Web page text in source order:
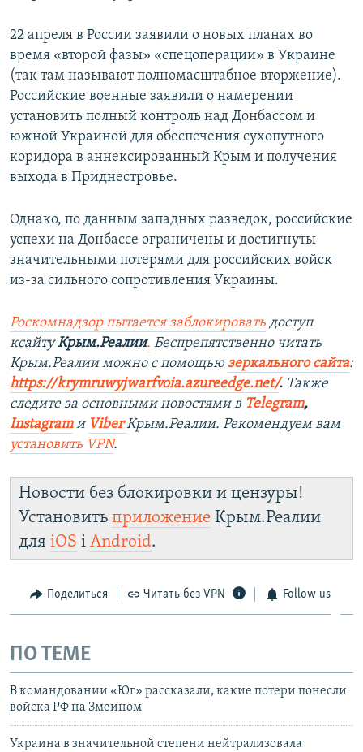
22 апреля в России заявили о новых планах во
время «второй фазы» «спецоперации» в Украине
(так там называют полномасштабное вторжение).
Российские военные заявили о намерении
установить полный контроль над Донбассом и
южной Украиной для обеспечения сухопутного
коридора в аннексированный Крым и получения
выхода в Приднестровье.
Однако, по данным западных разведок, российские
успехи на Донбассе ограничены и достигнуты
значительными потерями для российских войск
из-за сильного сопротивления Украины.
Роскомнадзор пытается заблокировать доступ
ксайтуКрым.Реалии. Беспрепятственно читать
Крым.Реалии можно с помощью зеркального сайта:
https://krymruwyjwarfvoia.azureedge.net/. Также
следите за основными новостями в Telegram,
Instagram и ViberКрым.Реалии. Рекомендуем вам
установить VPN.
Новости без блокировки и цензуры!
Установить приложение Крым.Реалии
для iOS і Android.
Поделиться Читать без VPN Follow us
ПО ТЕМЕ
В командовании «Юг» рассказали, какие потери понесли
войска РФ на Змеином
Украина в значительной степени нейтрализовала